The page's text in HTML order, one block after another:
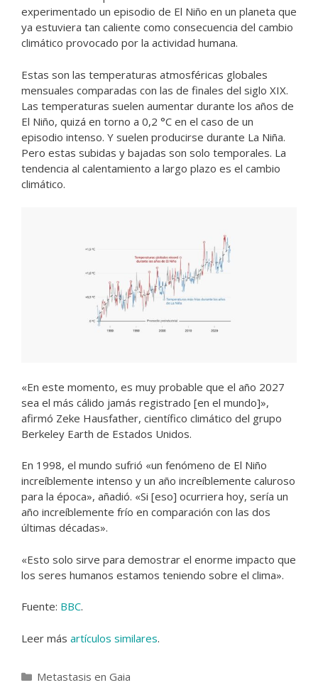
experimentado un episodio de El Niño en un planeta que
ya estuviera tan caliente como consecuencia del cambio
climático provocado por la actividad humana.
Estas son las temperaturas atmosféricas globales
mensuales comparadas con las de finales del siglo XIX.
Las temperaturas suelen aumentar durante los años de
El Niño, quizá en torno a 0,2 °C en el caso de un
episodio intenso. Y suelen producirse durante La Niña.
Pero estas subidas y bajadas son solo temporales. La
tendencia al calentamiento a largo plazo es el cambio
climático.
«En este momento, es muy probable que el año 2027
sea el más cálido jamás registrado [en el mundo]»,
afirmó Zeke Hausfather, científico climático del grupo
Berkeley Earth de Estados Unidos.
En 1998, el mundo sufrió «un fenómeno de El Niño
increíblemente intenso y un año increíblemente caluroso
para la época», añadió. «Si [eso] ocurriera hoy, sería un
año increíblemente frío en comparación con las dos
últimas décadas».
«Esto solo sirve para demostrar el enorme impacto que
los seres humanos estamos teniendo sobre el clima».
Fuente: BBC.
Leer más artículos similares.
Categorías
Metastasis en Gaia